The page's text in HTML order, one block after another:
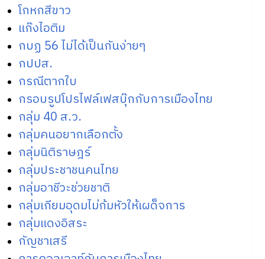
โกหกสีขาว
แก๊งไอติม
กบฏ 56 ไม่ได้เป็นกันง่ายๆ
กปปส.
กรณีตากใบ
กรอบรูปโปรไฟล์เฟสบุ๊กกับการเมืองไทย
กลุ่ม 40 ส.ว.
กลุ่มคนอยากเลือกตั้ง
กลุ่มนิติราษฎร์
กลุ่มประชาชนคนไทย
กลุ่มอาชีวะช่วยชาติ
กลุ่มเกียมอุดมไม่ก้มหัวให้เผด็จการ
กลุ่มแดงอิสระ
กัญชาเสรี